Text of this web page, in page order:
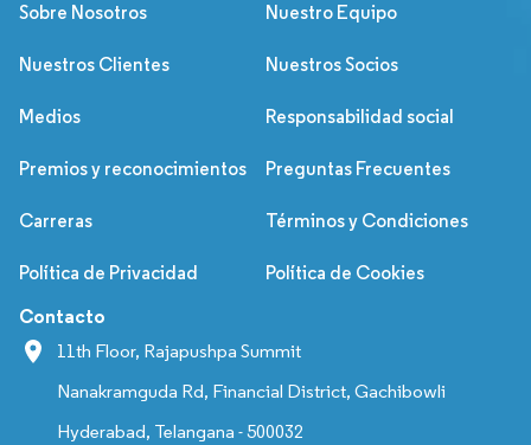
Sobre Nosotros
Nuestro Equipo
Nuestros Clientes Nuestros Socios
Medios Responsabilidad social
Premios y reconocimientos Preguntas Frecuentes
Carreras Términos y Condiciones
Política de Privacidad Política de Cookies
Contacto
11th Floor, Rajapushpa Summit
Nanakramguda Rd, Financial District, Gachibowli
Hyderabad, Telangana - 500032